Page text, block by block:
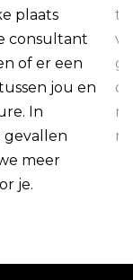
plaats
consultant
of er een
jou en
In
gevallen
meer
je.